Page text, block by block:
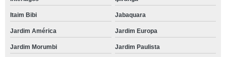
Itaim Bibi Jabaquara
Jardim América Jardim Europa
Jardim Morumbi Jardim Paulista